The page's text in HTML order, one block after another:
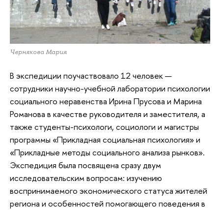
Чернякова Мария
В экспедиции поучаствовало 12 человек —
сотрудники научно-учебной лаборатории психологии
социального неравенства Ирина Прусова и Марина
Романова в качестве руководителя и заместителя, а
также студенты-психологи, социологи и магистры
программы «Прикладная социальная психология» и
«Прикладные методы социального анализа рынков».
Экспедиция была посвящена сразу двум
исследовательским вопросам: изучению
воспринимаемого экономического статуса жителей
региона и особенностей помогающего поведения в